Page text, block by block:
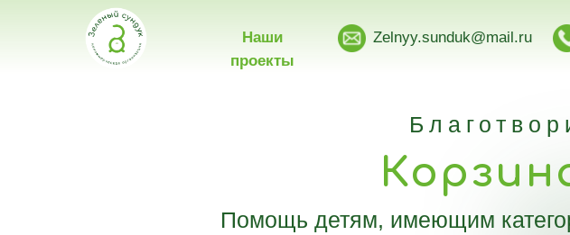
Наши
проекты
Zelnyy.sunduk@mail.ru
Помощь детям, имеющим